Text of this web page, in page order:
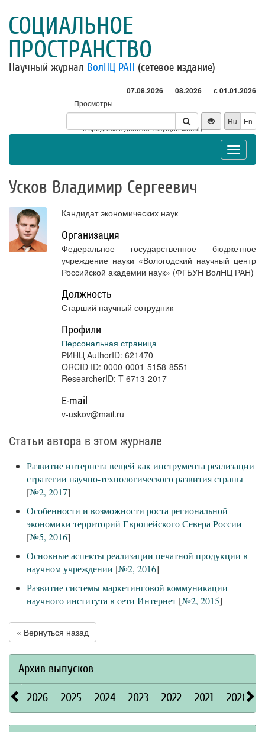
СОЦИАЛЬНОЕ
ПРОСТРАНСТВО
Научный журнал ВолНЦ РАН (сетевое издание)
07.08.2026 08.2026 с 01.01.2026
Просмотры
Посетители
* - в среднем в день за текущий месяц
Ru En
Toggle
Усков Владимир Сергеевич
Кандидат экономических наук
Организация
Федеральное государственное бюджетное
учреждение науки «Вологодский научный центр
Российской академии наук» (ФГБУН ВолНЦ РАН)
Должность
Старший научный сотрудник
Профили
Персональная страница
РИНЦ AuthorID: 621470
ORCID ID: 0000-0001-5158-8551
ResearcherID: T-6713-2017
E-mail
v-uskov@mail.ru
Статьи автора в этом журнале
Развитие интернета вещей как инструмента реализации
стратегии научно-технологического развития страны
[№2, 2017]
Особенности и возможности роста региональной
экономики территорий Европейского Севера России
[№5, 2016]
Основные аспекты реализации печатной продукции в
научном учреждении [№2, 2016]
Развитие системы маркетинговой коммуникации
научного института в сети Интернет [№2, 2015]
« Вернуться назад
Архив выпусков
2026 2025 2024 2023 2022 2021 2020